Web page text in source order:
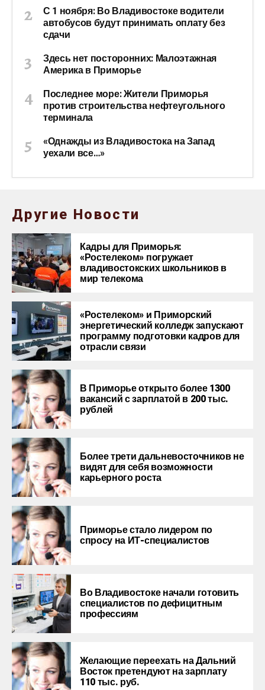
С 1 ноября: Во Владивостоке водители
автобусов будут принимать оплату без
сдачи
Здесь нет посторонних: Малоэтажная
Америка в Приморье
Последнее море: Жители Приморья
против строительства нефтеугольного
терминала
«Однажды из Владивостока на Запад
уехали все…»
Другие Новости
Кадры для Приморья:
«Ростелеком» погружает
владивостокских школьников в
мир телекома
«Ростелеком» и Приморский
энергетический колледж запускают
программу подготовки кадров для
отрасли связи
В Приморье открыто более 1300
вакансий с зарплатой в 200 тыс.
рублей
Более трети дальневосточников не
видят для себя возможности
карьерного роста
Приморье стало лидером по
спросу на ИТ-специалистов
Во Владивостоке начали готовить
специалистов по дефицитным
профессиям
Желающие переехать на Дальний
Восток претендуют на зарплату
110 тыс. руб.